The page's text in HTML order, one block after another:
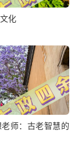
化
师：古老智慧的